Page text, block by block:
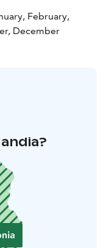
February,
December